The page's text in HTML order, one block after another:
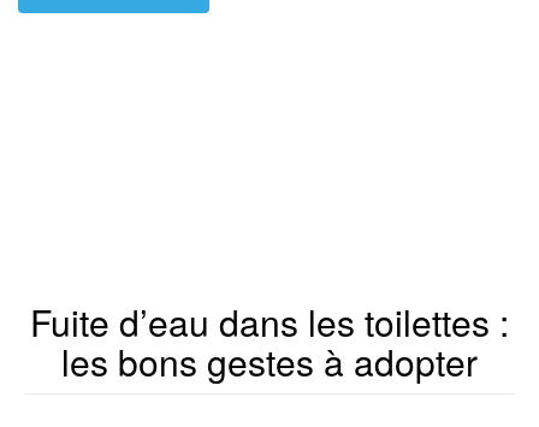
Fuite d’eau dans les toilettes :
les bons gestes à adopter